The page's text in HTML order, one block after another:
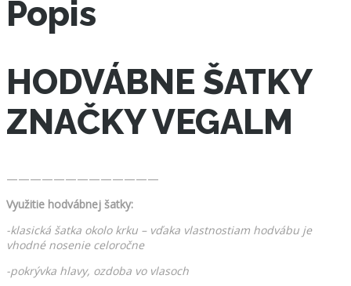
Popis
HODVÁBNE ŠATKY
ZNAČKY VEGALM
—————————————
Využitie hodvábnej šatky:
-klasická šatka okolo krku – vďaka vlastnostiam hodvábu je
vhodné nosenie celoročne
-pokrývka hlavy, ozdoba vo vlasoch